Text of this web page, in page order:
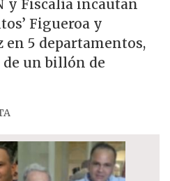
y Fiscalía incautan
Figueroa y
en 5 departamentos,
de un billón de